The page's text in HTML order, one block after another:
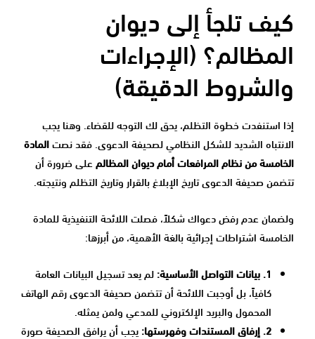
كيف تلجأ إلى ديوان
المظالم؟ (الإجراءات
والشروط الدقيقة)
إذا استنفدت خطوة التظلم، يحق لك التوجه للقضاء. وهنا يجب
الانتباه الشديد للشكل النظامي لصحيفة الدعوى. فقد نصتالمادة
الخامسة من نظام المرافعات أمام ديوان المظالم على ضرورة أن
تتضمن صحيفة الدعوى تاريخ الإبلاغ بالقرار وتاريخ التظلم ونتيجته.
ولضمان عدم رفض دعواك شكلاً، فصلت اللائحة التنفيذية للمادة
الخامسة اشتراطات إجرائية بالغة الأهمية، من أبرزها:
1. بيانات التواصل الأساسية:
لم يعد تسجيل البيانات العامة
كافياً، بل أوجبت اللائحة أن تتضمن صحيفة الدعوى رقم الهاتف
المحمول والبريد الإلكتروني للمدعي ولمن يمثله.
2. إرفاق المستندات وفهرستها:
يجب أن يرافق الصحيفة صورة